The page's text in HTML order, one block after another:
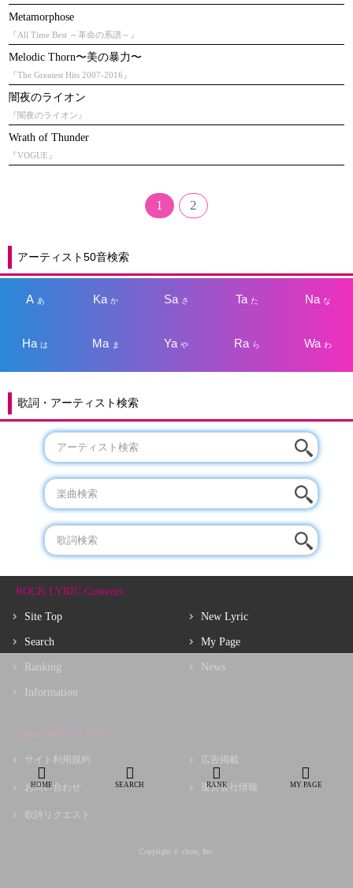
Metamorphose
『All Time Best ～革命の系譜～』
Melodic Thorn〜美の暴力〜
『The Greatest Hits 2007-2016』
闇夜のライオン
『闇夜のライオン』
Wrath of Thunder
『VOGUE』
1 2
アーティスト50音検索
A あ Kaか Sa さ Taた Na な
Haは Ma ま Yaや Ra ら Wa わ
歌詞・アーティスト検索
ROCK LYRIC Contents
Site Top
Search
Ranking
Information
New Lyric
My Page
News
About ROCK LYRIC
サイト利用規約
お問い合わせ
歌詩リクエスト
広告掲載
運営会社情報
Copyright © choir, Inc.
HOME SEARCH RANK MY PAGE